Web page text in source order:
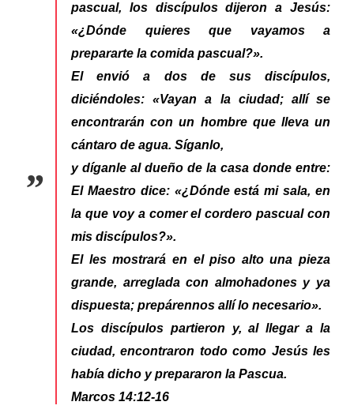
pascual, los discípulos dijeron a Jesús:
«¿Dónde quieres que vayamos a
prepararte la comida pascual?».
El envió a dos de sus discípulos,
diciéndoles: «Vayan a la ciudad; allí se
encontrarán con un hombre que lleva un
cántaro de agua. Síganlo,
y díganle al dueño de la casa donde entre:
El Maestro dice: «¿Dónde está mi sala, en
la que voy a comer el cordero pascual con
mis discípulos?».
El les mostrará en el piso alto una pieza
grande, arreglada con almohadones y ya
dispuesta; prepárennos allí lo necesario».
Los discípulos partieron y, al llegar a la
ciudad, encontraron todo como Jesús les
había dicho y prepararon la Pascua.
Marcos 14:12-16